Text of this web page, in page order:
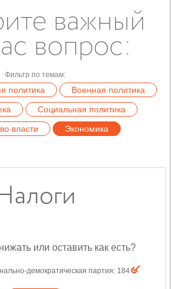
важный
вопрос:
Фильтр по темам:
политика
Военная политика
Социальная политика
власти
Экономика
или оставить как есть?
демократическая партия: 184